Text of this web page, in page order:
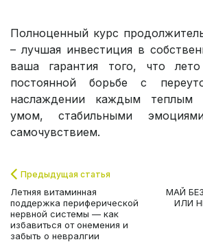
Полноценный курс
– лучшая инвестиция в
ваша гарантия того, что
постоянной борьбе с
наслаждении каждым
умом, стабильными
самочувствием.
Предыдущая статья
Летняя витаминная
поддержка периферической
нервной системы — как
избавиться от онемения и
забыть о невралгии
МАЙ
ИЛИ